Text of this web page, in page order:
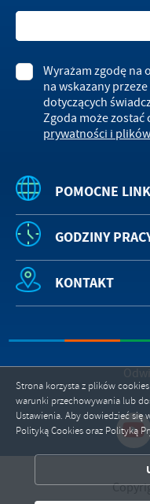
POMOCNE
Wyrażam zgodę na
na wskazany
dotyczących
Zgoda może zostać
prywatności i
GODZINY
KONTAKT
Strona korzysta z plików
warunki przechowywania lub
Ustawienia. Aby dowiedzieć się
Polityką Cookies oraz Polityką